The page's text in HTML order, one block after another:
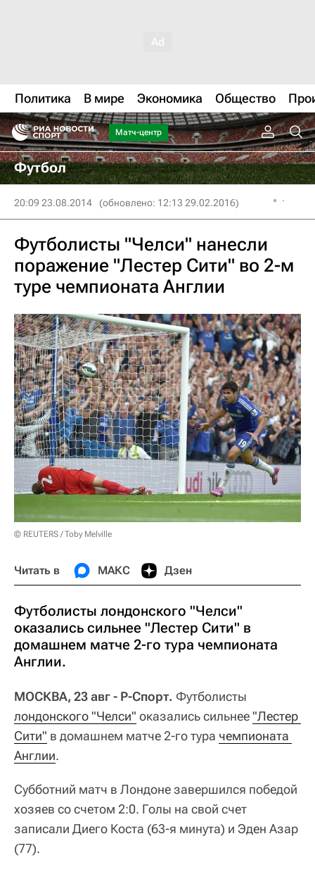
Политика В мире Экономика Общество
Матч-центр
Футбол
20:09 23.08.2014 (обновлено: 12:13 29.02.2016)
Футболисты "Челси" нанесли
поражение "Лестер Сити" во 2-м
туре чемпионата Англии
© REUTERS / Toby Melville
Читать в МАКС Дзен
Футболисты лондонского "Челси"
оказались сильнее "Лестер Сити" в
домашнем матче 2-го тура чемпионата
Англии.
МОСКВА, 23 авг - Р-Спорт. Футболисты
лондонского "Челси" оказались сильнее"Лестер
Сити" в домашнем матче 2-го тура чемпионата
Англии.
Субботний матч в Лондоне завершился победой
хозяев со счетом 2:0. Голы на свой счет
записали Диего Коста (63-я минута) и Эден Азар
(77).